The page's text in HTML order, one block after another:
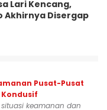
Lari Kencang,
Akhirnya Disergap
Pusat-Pusat
keamanan dan